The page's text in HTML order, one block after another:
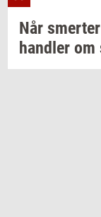
Når smer­ter
hand­ler om